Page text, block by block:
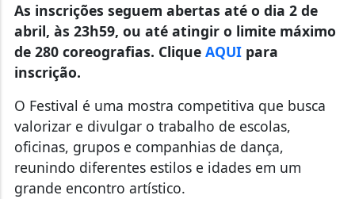
As inscrições seguem abertas até o dia 2 de
abril, às 23h59, ou até atingir o limite máximo
de 280 coreografias. Clique AQUI para
inscrição.
O Festival é uma mostra competitiva que busca
valorizar e divulgar o trabalho de escolas,
oficinas, grupos e companhias de dança,
reunindo diferentes estilos e idades em um
grande encontro artístico.